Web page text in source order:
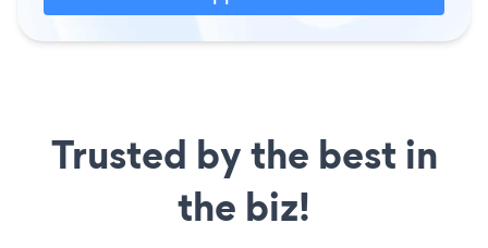
Trusted by the best in
the biz!